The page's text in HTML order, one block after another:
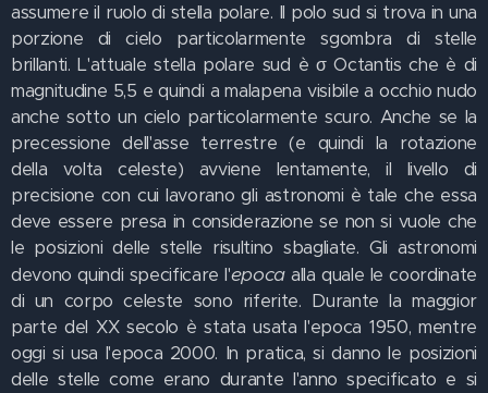
assumere il ruolo di stella polare. Il polo sud si trova in una
porzione di cielo particolarmente sgombra di stelle
brillanti. L'attuale stella polare sud è σ Octantis che è di
magnitudine 5,5 e quindi a malapena visibile a occhio nudo
anche sotto un cielo particolarmente scuro. Anche se la
precessione dell'asse terrestre (e quindi la rotazione
della volta celeste) avviene lentamente, il livello di
precisione con cui lavorano gli astronomi è tale che essa
deve essere presa in considerazione se non si vuole che
le posizioni delle stelle risultino sbagliate. Gli astronomi
devono quindi specificare l'epocaalla quale le coordinate
di un corpo celeste sono riferite. Durante la maggior
parte del XX secolo è stata usata l'epoca 1950, mentre
oggi si usa l'epoca 2000. In pratica, si danno le posizioni
delle stelle come erano durante l'anno specificato e si